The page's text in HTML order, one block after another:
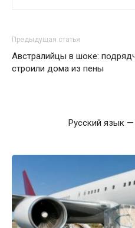
Предыдущая статья
Австралийцы в шоке:
строили дома из пены
Русский язык